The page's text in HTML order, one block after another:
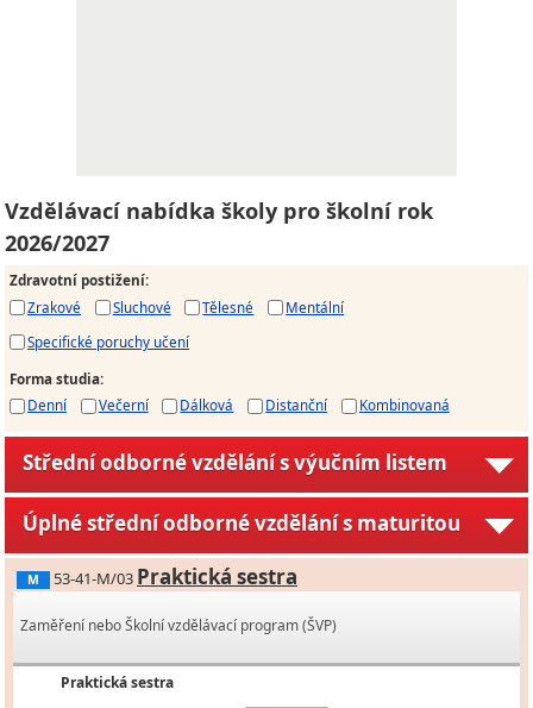
Vzdělávací nabídka školy pro školní rok
2026/2027
Zdravotní postižení:
Zrakové
Sluchové Tělesné
Mentální
Specifické poruchy učení
Forma studia:
Denní
Večerní Dálková Distanční Kombinovaná
Střední odborné vzdělání s výučním listem
Úplné střední odborné vzdělání s maturitou
M 53-41-M/03 Praktická sestra
Zaměření nebo Školní vzdělávací program (ŠVP)
Praktická sestra